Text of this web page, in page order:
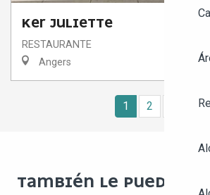
KER JULIETTE
RESTAURANTE
Angers
1 2 5+
TAMBIÉN LE PUEDE